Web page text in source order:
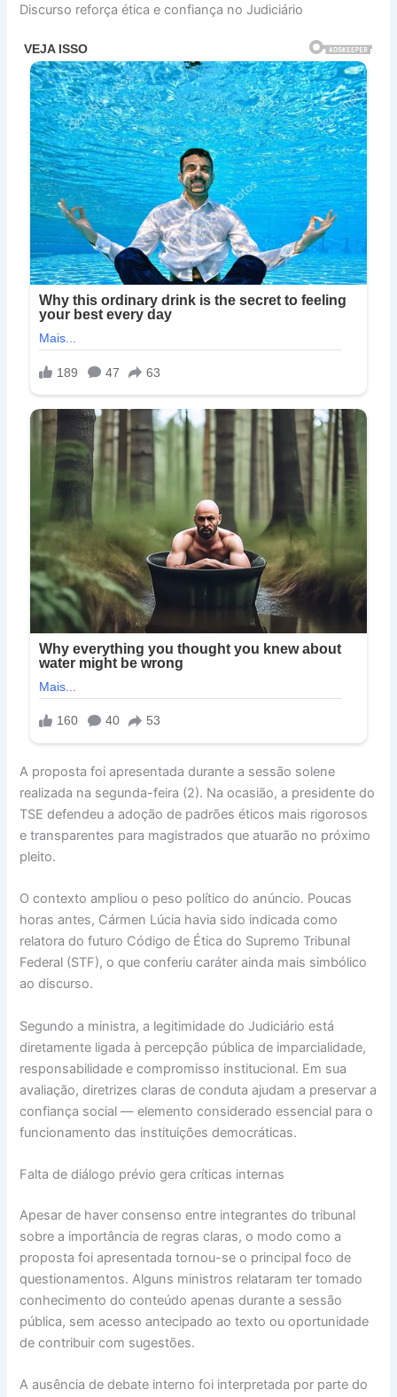
Discurso reforça ética e confiança no Judiciário
A proposta foi apresentada durante a sessão solene
realizada na segunda-feira (2). Na ocasião, a presidente do
TSE defendeu a adoção de padrões éticos mais rigorosos
e transparentes para magistrados que atuarão no próximo
pleito.
O contexto ampliou o peso político do anúncio. Poucas
horas antes, Cármen Lúcia havia sido indicada como
relatora do futuro Código de Ética do Supremo Tribunal
Federal (STF), o que conferiu caráter ainda mais simbólico
ao discurso.
Segundo a ministra, a legitimidade do Judiciário está
diretamente ligada à percepção pública de imparcialidade,
responsabilidade e compromisso institucional. Em sua
avaliação, diretrizes claras de conduta ajudam a preservar a
confiança social — elemento considerado essencial para o
funcionamento das instituições democráticas.
Falta de diálogo prévio gera críticas internas
Apesar de haver consenso entre integrantes do tribunal
sobre a importância de regras claras, o modo como a
proposta foi apresentada tornou-se o principal foco de
questionamentos. Alguns ministros relataram ter tomado
conhecimento do conteúdo apenas durante a sessão
pública, sem acesso antecipado ao texto ou oportunidade
de contribuir com sugestões.
A ausência de debate interno foi interpretada por parte do